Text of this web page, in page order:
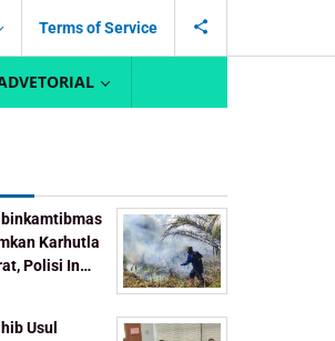
Terms of Service
Karhutla
Polisi In…
Usul